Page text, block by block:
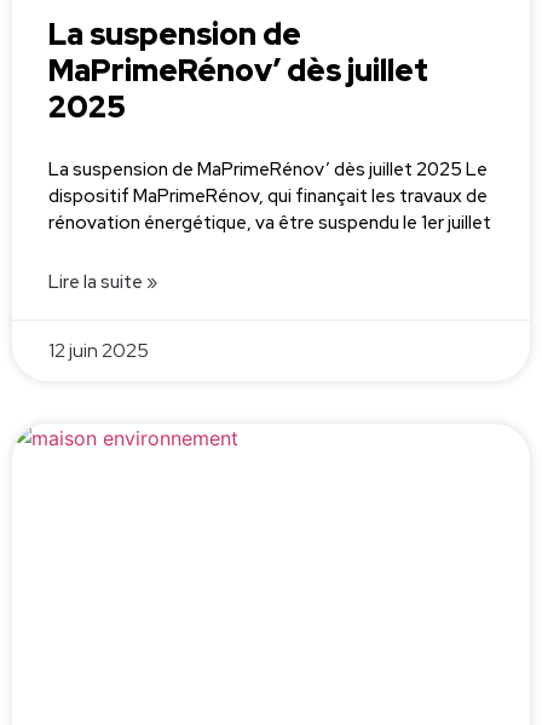
La suspension de
MaPrimeRénov’ dès juillet
2025
La suspension de MaPrimeRénov’ dès juillet 2025 Le
dispositif MaPrimeRénov, qui finançait les travaux de
rénovation énergétique, va être suspendu le 1er juillet
Lire la suite »
12 juin 2025